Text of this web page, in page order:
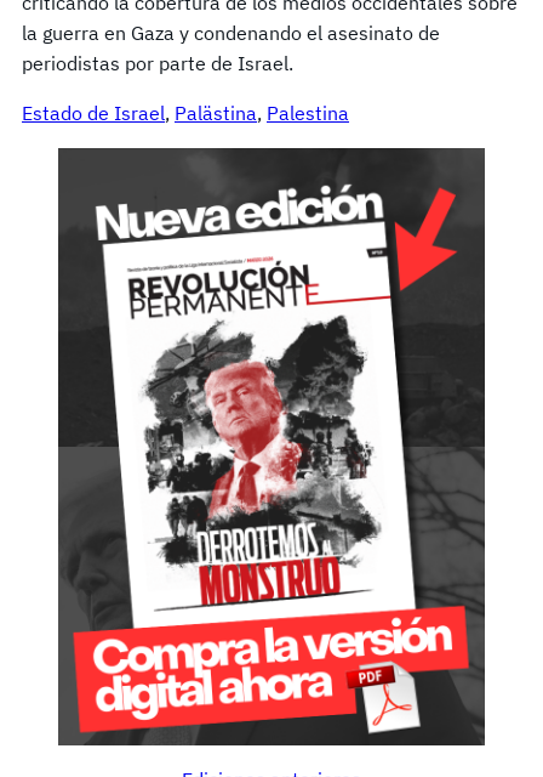
la guerra en Gaza y condenando el asesinato de
periodistas por parte de Israel.
Estado de Israel, Palästina, Palestina